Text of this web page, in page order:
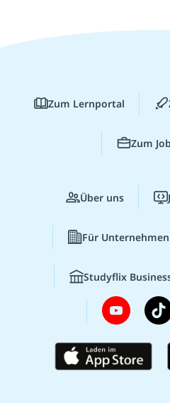
Zum Lernportal
Zum
Über uns
Für Unternehmen
Studyflix